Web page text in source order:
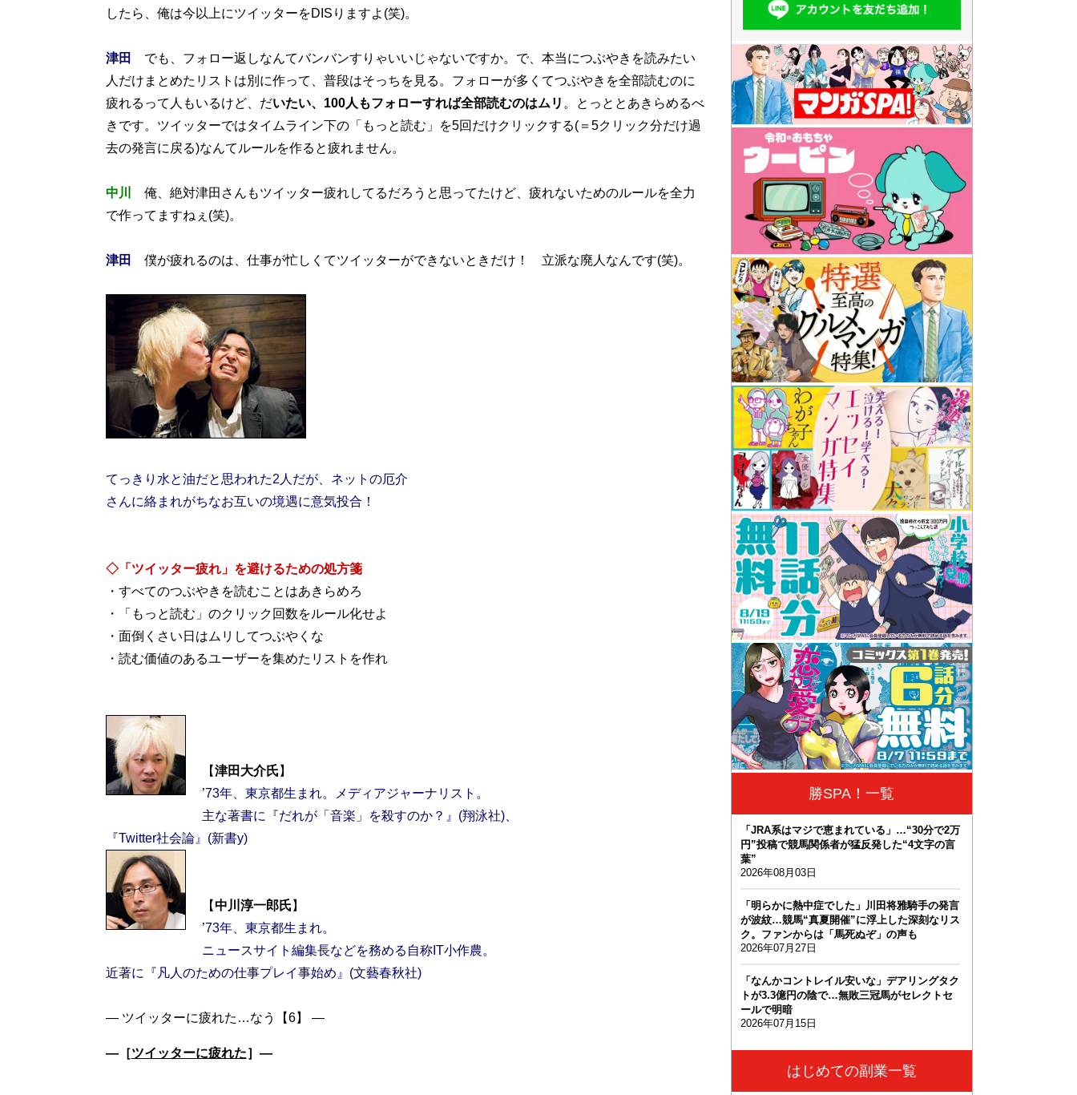
したら、俺は今以上にツイッターをDISりますよ(笑)。
津田
でも、フォロー返しなんてバンバンすりゃいいじゃないですか。で、本当につぶやきを読みたい
人だけまとめたリストは別に作って、普段はそっちを見る。フォローが多くてつぶやきを全部読むのに
疲れるって人もいるけど、だいたい、100人もフォローすれば全部読むのはムリ 。とっととあきらめるべ
きです。ツイッターではタイムライン下の「もっと読む」を5回だけクリックする(＝5クリック分だけ過
去の発言に戻る)なんてルールを作ると疲れません。
中川
俺、絶対津田さんもツイッター疲れしてるだろうと思ってたけど、疲れないためのルールを全力
で作ってますねぇ(笑)。
津田 僕が疲れるのは、仕事が忙しくてツイッターができないときだけ！ 立派な廃人なんです(笑)。
てっきり水と油だと思われた2人だが、ネットの厄介
さんに絡まれがちなお互いの境遇に意気投合！
◇「ツイッター疲れ」を避けるための処方箋
・すべてのつぶやきを読むことはあきらめろ
・「もっと読む」のクリック回数をルール化せよ
・面倒くさい日はムリしてつぶやくな
・読む価値のあるユーザーを集めたリストを作れ
【津田大介氏
’73年、東京都生まれ。メディアジャーナリスト。
主な著書に『だれが「音楽」を殺すのか？』(翔泳社)、
『Twitter社会論』(新書y)
【中川淳一郎氏
’73年、東京都生まれ。
ニュースサイト編集長などを務める自称IT小作農。
近著に『凡人のための仕事プレイ事始め』(文藝春秋社)
― ツイッターに疲れた…なう【6】 ―
―［ツイッターに疲れた］―
勝SPA！一覧
「JRA系はマジで恵まれている」…“30分で2万
円”投稿で競馬関係者が猛反発した“4文字の言
葉”
2026年08月03日
「明らかに熱中症でした」川田将雅騎手の発言
が波紋…競馬“真夏開催”に浮上した深刻なリス
ク。ファンからは「馬死ぬぞ」の声も
2026年07月27日
「なんかコントレイル安いな」デアリングタク
トが3.3億円の陰で…無敗三冠馬がセレクトセ
ールで明暗
2026年07月15日
はじめての副業一覧